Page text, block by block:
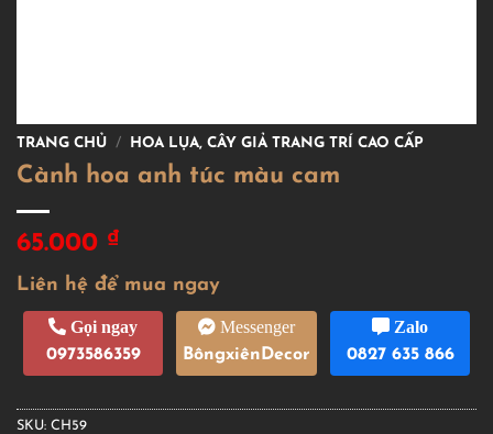
TRANG CHỦ / HOA LỤA, CÂY GIẢ TRANG TRÍ CAO CẤP
Cành hoa anh túc màu cam
65.000 ₫
Liên hệ để mua ngay
Gọi ngay
0973586359
Messenger
BôngxiênDecor
Zalo
0827 635 866
SKU: CH59